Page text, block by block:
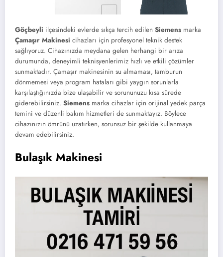
Göçbeyli ilçesindeki evlerde sıkça tercih edilen Siemens marka
Çamaşır Makinesi cihazları için profesyonel teknik destek
sağlıyoruz. Cihazınızda meydana gelen herhangi bir arıza
durumunda, deneyimli teknisyenlerimiz hızlı ve etkili çözümler
sunmaktadır. Çamaşır makinesinin su almaması, tamburun
dönmemesi veya program hataları gibi yaygın sorunlarla
karşılaştığınızda bize ulaşabilir ve sorununuzu kısa sürede
giderebilirsiniz. Siemens marka cihazlar için orijinal yedek parça
temini ve düzenli bakım hizmetleri de sunmaktayız. Böylece
cihazınızın ömrünü uzatırken, sorunsuz bir şekilde kullanmaya
devam edebilirsiniz.
Bulaşık Makinesi